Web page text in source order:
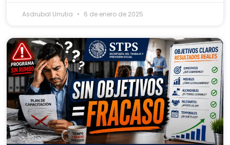
Asdrubal Urrutia 6 de enero de 2025